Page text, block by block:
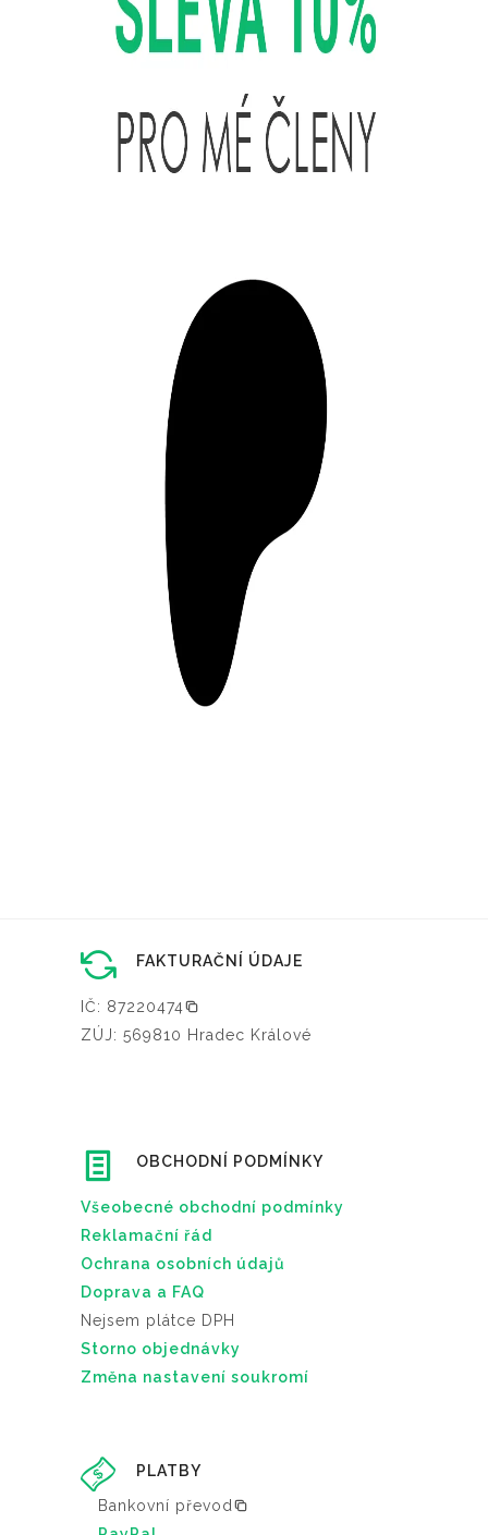
FAKTURAČNÍ ÚDAJE
IČ: 87220474
ZÚJ: 569810 Hradec Králové
OBCHODNÍ PODMÍNKY
Všeobecné obchodní podmínky
Reklamační řád
Ochrana osobních údajů
Doprava a FAQ
Nejsem plátce DPH
Storno objednávky
Změna nastavení soukromí
PLATBY
Bankovní převod